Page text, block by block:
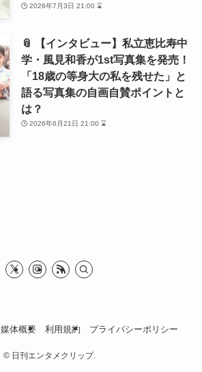
2026年7月3日 21:00 ⌛
📎 【インタビュー】私立恵比寿中
学・風見和香が1st写真集を発売！
「18歳の等身大の私を残せた」と
語る写真集の自画自賛ポイントと
は？
2026年6月21日 21:00 ⌛
媒体概要 利用規約 プライバシーポリシー
©日刊エンタメクリップ.